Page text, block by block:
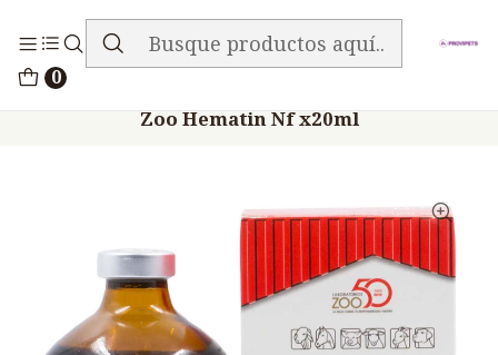
0
ENVIO GRATIS EN TODA LA TIENDA
Zoo Hematin Nf x20ml